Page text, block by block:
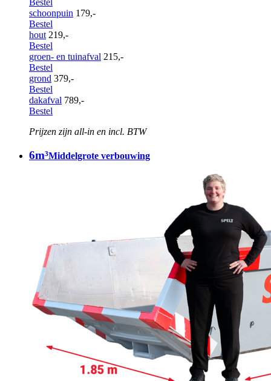
Bestel
schoonpuin 179,-
Bestel
hout 219,-
Bestel
groen- en tuinafval 215,-
Bestel
grond 379,-
Bestel
dakafval 789,-
Bestel
Prijzen zijn all-in en incl. BTW
6m³Middelgrote verbouwing